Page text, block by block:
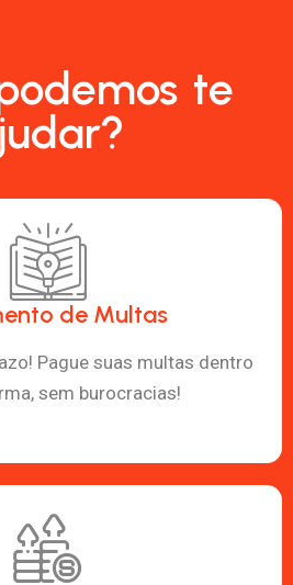
te
de Multas
Pague suas multas dentro
sem burocracias!